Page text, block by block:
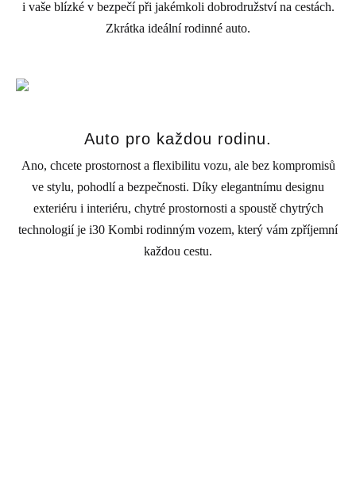
i vaše blízké v bezpečí při jakémkoli dobrodružství na cestách.
Zkrátka ideální rodinné auto.
Auto pro každou rodinu.
Ano, chcete prostornost a flexibilitu vozu, ale bez kompromisů
ve stylu, pohodlí a bezpečnosti. Díky elegantnímu designu
exteriéru i interiéru, chytré prostornosti a spoustě chytrých
technologií je i30 Kombi rodinným vozem, který vám zpříjemní
každou cestu.